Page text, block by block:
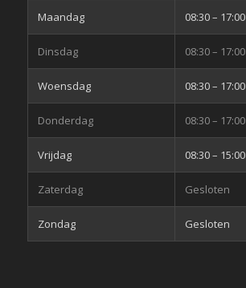
Maandag 08:30– 17:00
Dinsdag 08:30– 17:00
Woensdag 08:30– 17:00
Donderdag 08:30– 17:00
Vrijdag 08:30– 15:00
Zaterdag Gesloten
Zondag Gesloten